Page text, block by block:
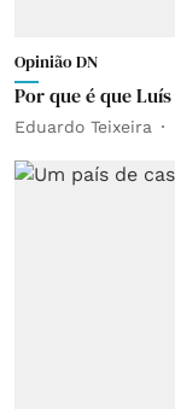
Opinião DN
Por que é que
Eduardo Teixeira